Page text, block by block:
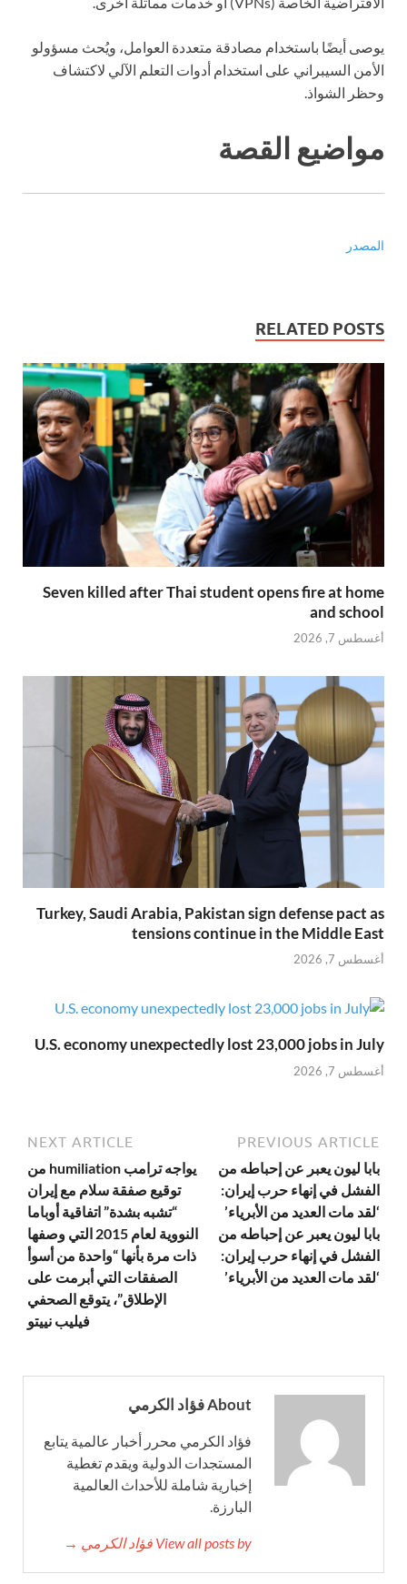
يوصى أيضًا باستخدام مصادقة متعددة العوامل، ويُحث مسؤولو
الأمن السيبراني على استخدام أدوات التعلم الآلي لاكتشاف
وحظر الشواذ.
مواضيع القصة
المصدر
RELATED POSTS
Seven killed after Thai student opens fire at home
and school
أغسطس 7, 2026
Turkey, Saudi Arabia, Pakistan sign defense pact as
tensions continue in the Middle East
أغسطس 7, 2026
U.S. economy unexpectedly lost 23,000 jobs in July
أغسطس 7, 2026
PREVIOUS ARTICLE
بابا ليون يعبر عن إحباطه من
الفشل في إنهاء حرب إيران:
‘لقد مات العديد من الأبرياء’
بابا ليون يعبر عن إحباطه من
الفشل في إنهاء حرب إيران:
‘لقد مات العديد من الأبرياء’
NEXT ARTICLE
يواجه ترامب humiliation من
توقيع صفقة سلام مع إيران
“تشبه بشدة” اتفاقية أوباما
النووية لعام 2015 التي وصفها
ذات مرة بأنها “واحدة من أسوأ
الصفقات التي أبرمت على
الإطلاق”، يتوقع الصحفي
فيليب نييتو
About فؤاد الكرمي
فؤاد الكرمي محرر أخبار عالمية يتابع
المستجدات الدولية ويقدم تغطية
إخبارية شاملة للأحداث العالمية
البارزة.
View all posts by فؤاد الكرمي →